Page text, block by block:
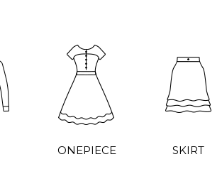
ONEPIECE SKIRT